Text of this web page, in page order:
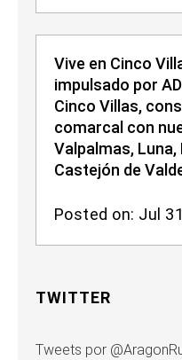
Vive en Cinco
impulsado por
Cinco Villas,
comarcal con
Valpalmas,
Castejón de
Posted on: Jul
TWITTER
Tweets por